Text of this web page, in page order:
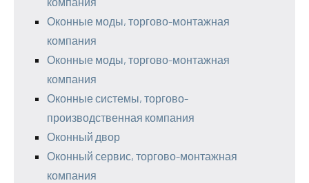
Оконные моды, торгово-монтажная
компания
Оконные моды, торгово-монтажная
компания
Оконные системы, торгово-
производственная компания
Оконный двор
Оконный сервис, торгово-монтажная
компания